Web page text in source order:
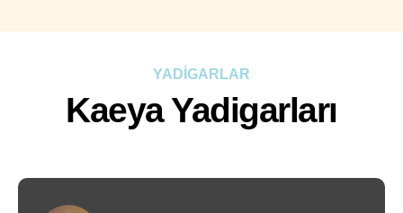
YADİGARLAR
Kaeya Yadigarları